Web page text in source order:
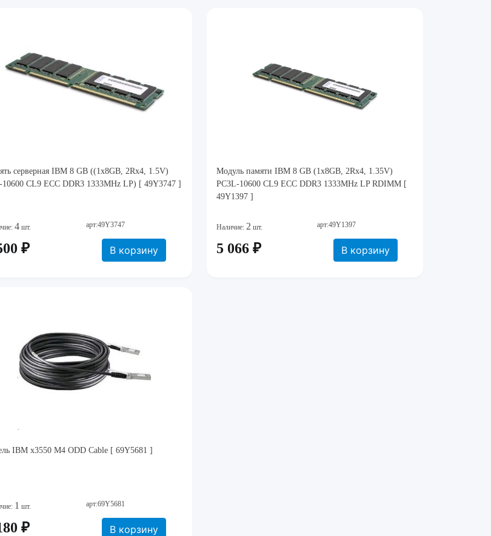
серверная IBM 8 GB ((1x8GB, 2Rx4, 1.5V)
10600 CL9 ECC DDR3 1333MHz LP) [ 49Y3747 ]
4 шт. арт:49Y3747
₽ В корзину
Модуль памяти IBM 8 GB (1x8GB, 2Rx4, 1.35V)
PC3L-10600 CL9 ECC DDR3 1333MHz LP RDIMM [
49Y1397 ]
Наличие: 2 шт. арт:49Y1397
5 066 ₽ В корзину
IBM x3550 M4 ODD Cable [ 69Y5681 ]
1 шт. арт:69Y5681
₽ В корзину